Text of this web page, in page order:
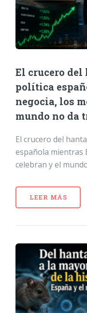
El crucero
política
negocia, los
mundo no da
El crucero del
española mientras
celebran y el
LEER MÁS